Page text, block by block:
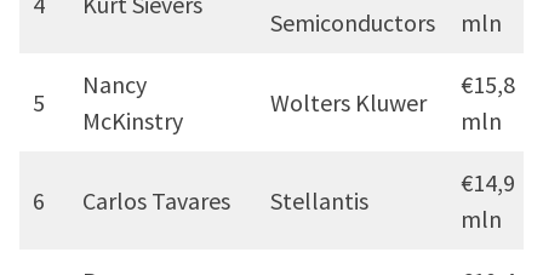
Semiconductors
mln
5
Nancy
McKinstry
Wolters Kluwer
€15,8
mln
6 Carlos Tavares Stellantis
€14,9
mln